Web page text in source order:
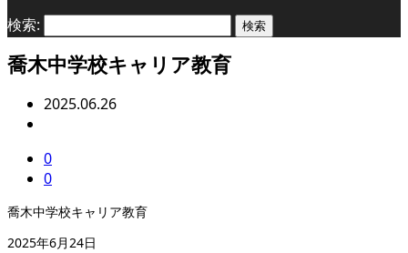
検索:
喬木中学校キャリア教育
2025.06.26
0
0
喬木中学校キャリア教育
2025年6月24日